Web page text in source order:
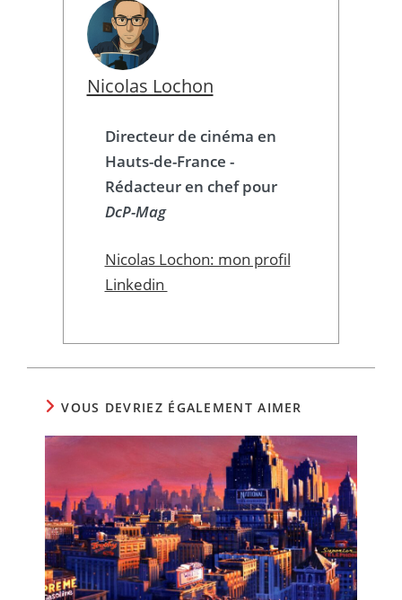
Nicolas Lochon
Directeur de cinéma en
Hauts-de-France -
Rédacteur en chef pour
DcP-Mag
Nicolas Lochon: mon profil
Linkedin
VOUS DEVRIEZ ÉGALEMENT AIMER